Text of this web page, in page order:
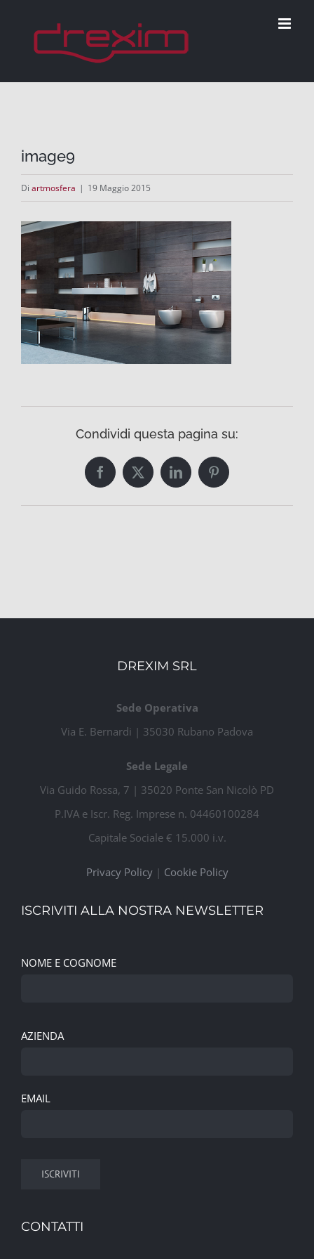
image9
Di artmosfera | 19 Maggio 2015
Condividi questa pagina su:
FacebookTwitterLinkedInPinterest
DREXIM SRL
Sede Operativa
Via E. Bernardi | 35030 Rubano Padova
Sede Legale
Via Guido Rossa, 7 | 35020 Ponte San Nicolò PD
P.IVA e Iscr. Reg. Imprese n. 04460100284
Capitale Sociale € 15.000 i.v.
Privacy Policy| Cookie Policy
ISCRIVITI ALLA NOSTRA NEWSLETTER
NOME E COGNOME
AZIENDA
EMAIL
CONTATTI